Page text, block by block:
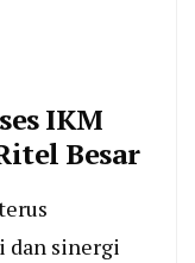
IKM
Besar
dan sinergi